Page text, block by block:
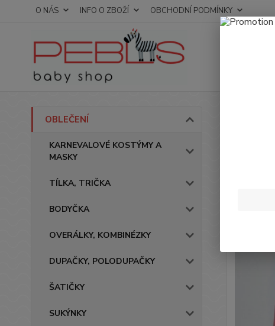
O NÁS INFO O ZBOŽÍ OBCHODNÍ PODMÍNKY
OBLEČENÍ
KARNEVALOVÉ KOSTÝMY A
MASKY
TÍLKA, TRIČKA
BODYČKA
OVERÁLKY, KOMBINÉZKY
DUPAČKY, POLODUPAČKY
ŠATIČKY
SUKÝNKY